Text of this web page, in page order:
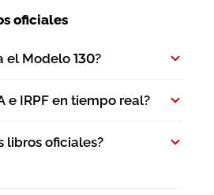
oficiales
el Modelo 130?
e IRPF en tiempo real?
libros oficiales?